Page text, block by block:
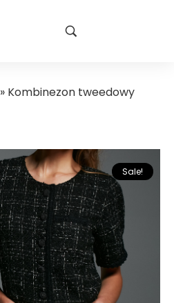
» Kombinezon tweedowy
Sale!